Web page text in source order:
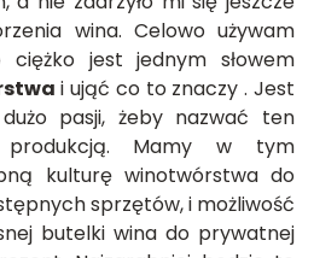
wina. Celowo używam
ciężko jest jednym słowem
i ująć co to znaczy . Jest
pasji, żeby nazwać ten
produkcją. Mamy w tym
kulturę winotwórstwa do
sprzętów, i możliwość
butelki wina do prywatnej